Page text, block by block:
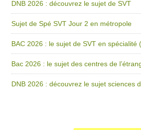
DNB 2026 : découvrez le sujet de SVT
Sujet de Spé SVT Jour 2 en métropole
BAC 2026 : le sujet de SVT en spécialité
Bac 2026 : le sujet des centres de
DNB 2026 : découvrez le sujet sciences